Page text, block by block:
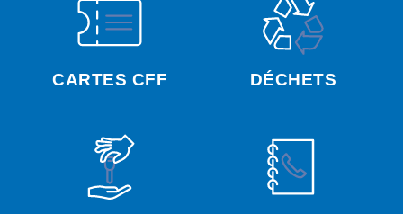
CARTES CFF DÉCHETS